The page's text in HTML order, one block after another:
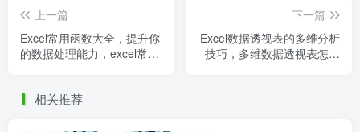
上一篇
Excel常用函数大全，提升你
的数据处理能力，excel常用
下一篇
Excel数据透视表的多维分析
技巧，多维数据透视表怎么
相关推荐